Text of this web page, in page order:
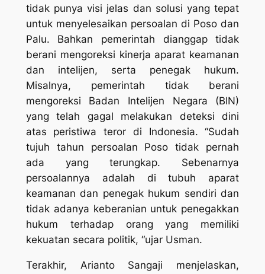
tidak punya visi jelas dan solusi yang tepat
untuk menyelesaikan persoalan di Poso dan
Palu. Bahkan pemerintah dianggap tidak
berani mengoreksi kinerja aparat keamanan
dan intelijen, serta penegak hukum.
Misalnya, pemerintah tidak berani
mengoreksi Badan Intelijen Negara (BIN)
yang telah gagal melakukan deteksi dini
atas peristiwa teror di Indonesia. “Sudah
tujuh tahun persoalan Poso tidak pernah
ada yang terungkap. Sebenarnya
persoalannya adalah di tubuh aparat
keamanan dan penegak hukum sendiri dan
tidak adanya keberanian untuk penegakkan
hukum terhadap orang yang memiliki
kekuatan secara politik, “ujar Usman.
Terakhir, Arianto Sangaji menjelaskan,